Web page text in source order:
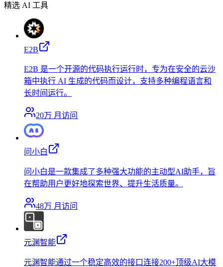
精选 AI 工具
E2B
E2B 是一个开源的代码执行运行时，专为在安全的云沙
箱中执行 AI 生成的代码而设计，支持多种编程语言和
长时间运行。
20万 月访问
问小白
问小白是一款集成了多种强大功能的主动型AI助手，旨
在帮助用户更好地探索世界、提升生活质量。
48万 月访问
元渊智能
元渊智能通过一个稳定高效的接口连接200+顶级AI大模